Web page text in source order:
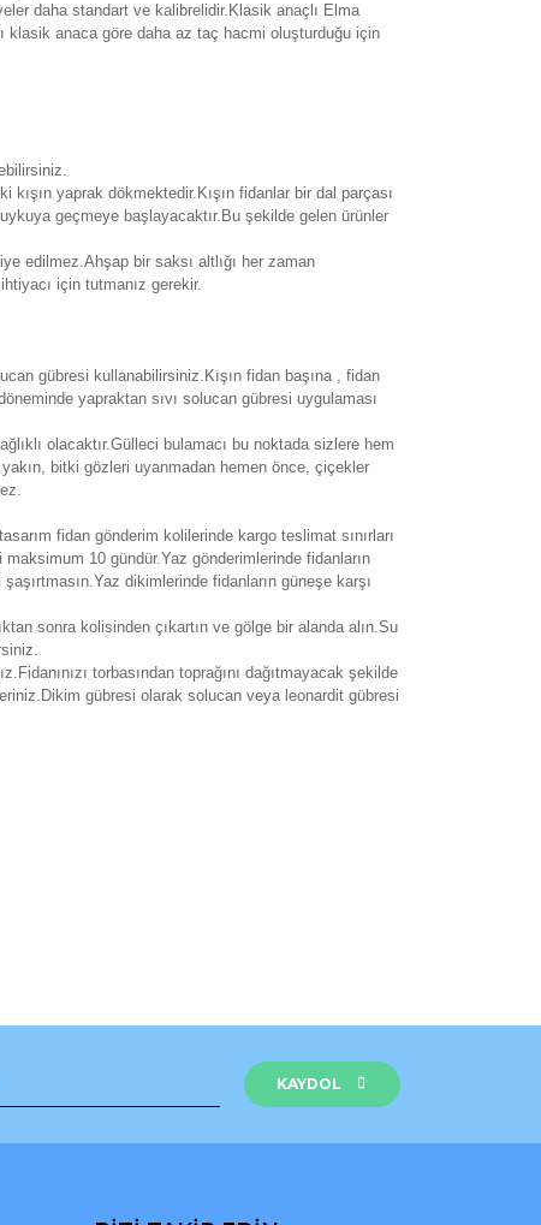
daha standart ve kalibrelidir.Klasik anaçlı Elma
klasik anaca göre daha az taç hacmi oluşturduğu için
kışın yaprak dökmektedir.Kışın fidanlar bir dal parçası
geçmeye başlayacaktır.Bu şekilde gelen ürünler
edilmez.Ahşap bir saksı altlığı her zaman
için tutmanız gerekir.
gübresi kullanabilirsiniz.Kışın fidan başına , fidan
yapraktan sıvı solucan gübresi uygulaması
olacaktır.Gülleci bulamacı bu noktada sizlere hem
bitki gözleri uyanmadan hemen önce, çiçekler
fidan gönderim kolilerinde kargo teslimat sınırları
10 gündür.Yaz gönderimlerinde fidanların
dikimlerinde fidanların güneşe karşı
sonra kolisinden çıkartın ve gölge bir alanda alın.Su
torbasından toprağını dağıtmayacak şekilde
gübresi olarak solucan veya leonardit gübresi
tarafımıza iletebilirsiniz.
KAYDOL